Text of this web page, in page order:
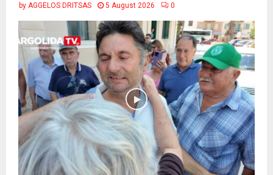
by AGGELOS DRITSAS 5 August 2026 0